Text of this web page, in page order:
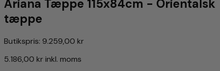
Ariana Tæppe 115x84cm - Orientalsk
tæppe
Butikspris: 9.259,00 kr
5.186,00 kr inkl. moms